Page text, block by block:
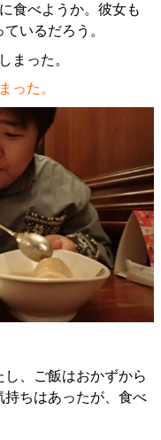
食べようか。彼女も
いるだろう。
った。
、ご飯はおかずから
ちはあったが、食べ